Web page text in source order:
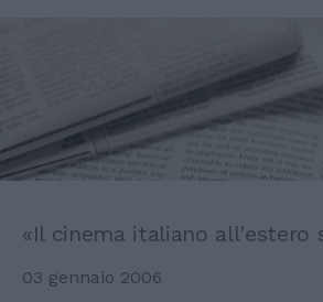
«Il cinema italiano all'estero
03 gennaio 2006